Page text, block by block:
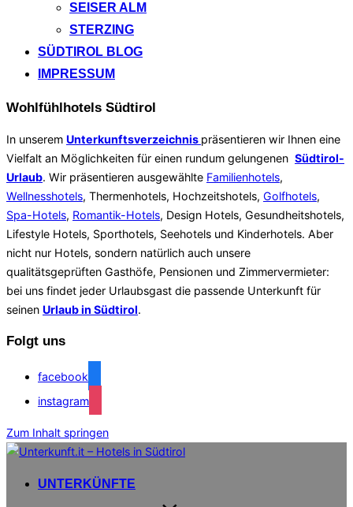
SEISER ALM
STERZING
SÜDTIROL BLOG
IMPRESSUM
Wohlfühlhotels Südtirol
In unserem Unterkunftsverzeichnis präsentieren wir Ihnen eine
Vielfalt an Möglichkeiten für einen rundum gelungenen Südtirol-
Urlaub. Wir präsentieren ausgewählte Familienhotels,
Wellnesshotels, Thermenhotels, Hochzeitshotels, Golfhotels,
Spa-Hotels, Romantik-Hotels, Design Hotels, Gesundheitshotels,
Lifestyle Hotels, Sporthotels, Seehotels und Kinderhotels. Aber
nicht nur Hotels, sondern natürlich auch unsere
qualitätsgeprüften Gasthöfe, Pensionen und Zimmervermieter:
bei uns findet jeder Urlaubsgast die passende Unterkunft für
seinen Urlaub in Südtirol.
Folgt uns
facebook
instagram
Zum Inhalt springen
UNTERKÜNFTE